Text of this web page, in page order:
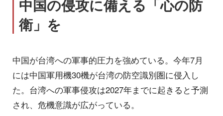
中国の侵攻に備える「心の防
衛」を
中国が台湾への軍事的圧力を強めている。今年7月
には中国軍用機30機が台湾の防空識別圏に侵入し
た。台湾への軍事侵攻は2027年までに起きると予測
され、危機意識が広がっている。